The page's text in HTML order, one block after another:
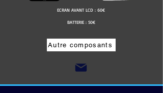
ECRAN AVANT LCD : 60€
BATTERIE : 50€
Autre composants